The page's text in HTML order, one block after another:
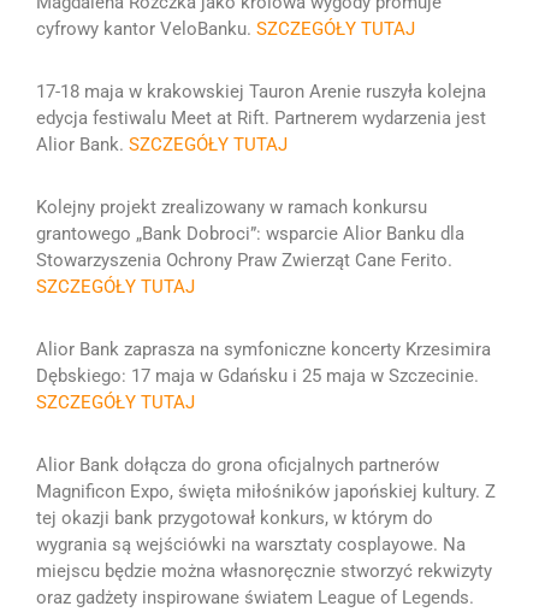
cyfrowy kantor VeloBanku. SZCZEGÓŁY TUTAJ
17-18 maja w krakowskiej Tauron Arenie ruszyła kolejna
edycja festiwalu Meet at Rift. Partnerem wydarzenia jest
Alior Bank. SZCZEGÓŁY TUTAJ
Kolejny projekt zrealizowany w ramach konkursu
grantowego „Bank Dobroci”: wsparcie Alior Banku dla
Stowarzyszenia Ochrony Praw Zwierząt Cane Ferito.
SZCZEGÓŁY TUTAJ
Alior Bank zaprasza na symfoniczne koncerty Krzesimira
Dębskiego: 17 maja w Gdańsku i 25 maja w Szczecinie.
SZCZEGÓŁY TUTAJ
Alior Bank dołącza do grona oficjalnych partnerów
Magnificon Expo, święta miłośników japońskiej kultury. Z
tej okazji bank przygotował konkurs, w którym do
wygrania są wejściówki na warsztaty cosplayowe. Na
miejscu będzie można własnoręcznie stworzyć rekwizyty
oraz gadżety inspirowane światem League of Legends.